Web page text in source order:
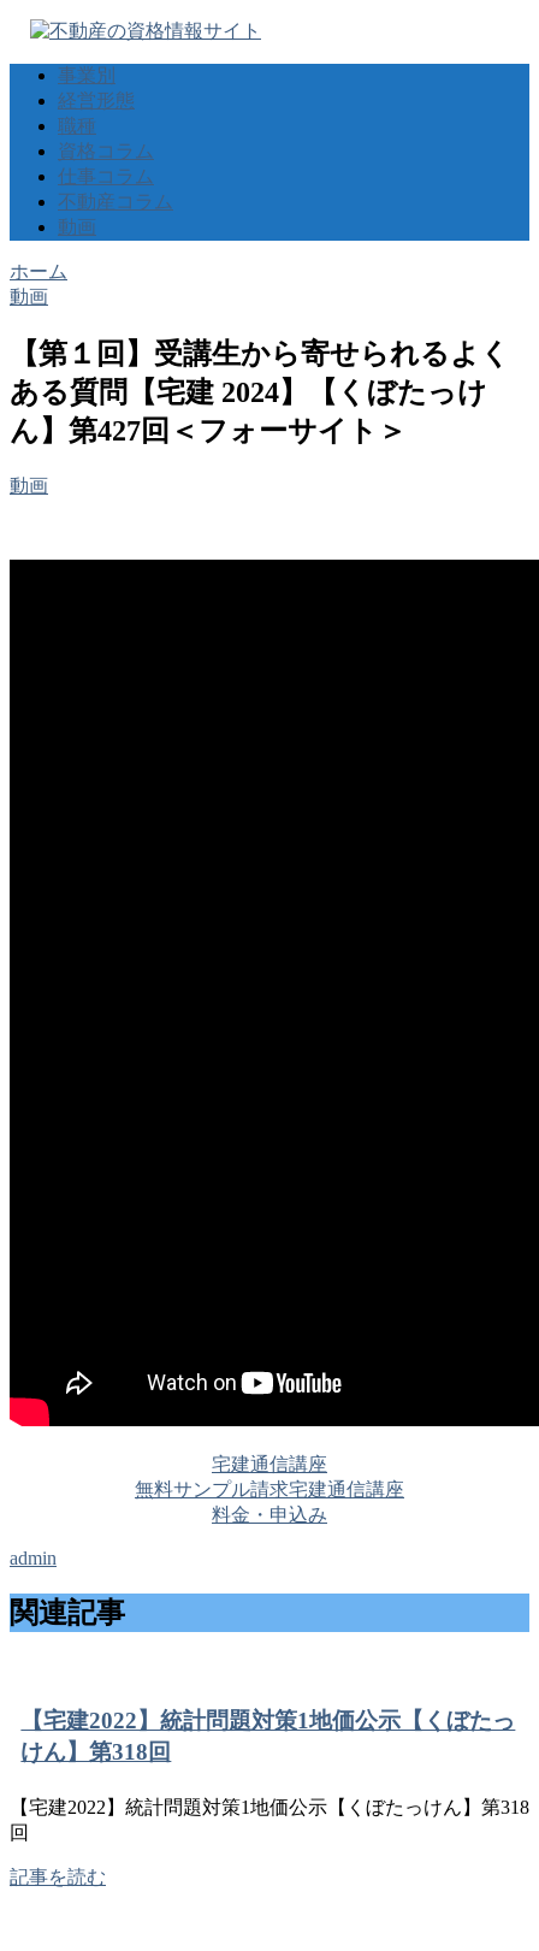
事業別
経営形態
職種
資格コラム
仕事コラム
不動産コラム
動画
ホーム
動画
【第１回】受講生から寄せられるよく
ある質問【宅建 2024】【くぼたっけ
ん】第427回＜フォーサイト＞
動画
宅建通信講座
無料サンプル請求宅建通信講座
料金・申込み
admin
関連記事
【宅建2022】統計問題対策1地価公示【くぼたっ
けん】第318回
【宅建2022】統計問題対策1地価公示【くぼたっけん】第318
回
記事を読む